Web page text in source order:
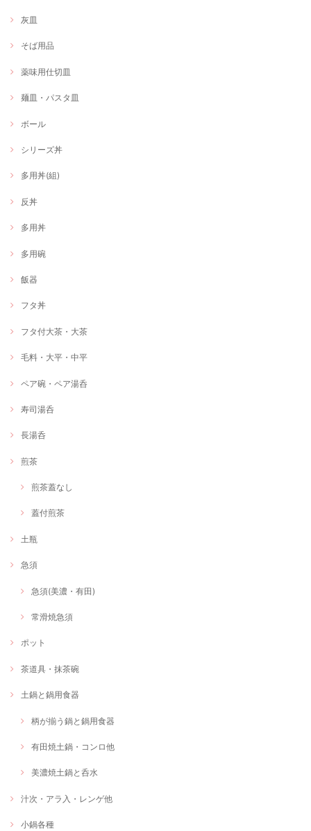
灰皿
そば用品
薬味用仕切皿
麺皿・パスタ皿
ボール
シリーズ丼
多用丼(組)
反丼
多用丼
多用碗
飯器
フタ丼
フタ付大茶・大茶
毛料・大平・中平
ペア碗・ペア湯呑
寿司湯呑
長湯呑
煎茶
煎茶蓋なし
蓋付煎茶
土瓶
急須
急須(美濃・有田)
常滑焼急須
ポット
茶道具・抹茶碗
土鍋と鍋用食器
柄が揃う鍋と鍋用食器
有田焼土鍋・コンロ他
美濃焼土鍋と呑水
汁次・アラ入・レンゲ他
小鍋各種